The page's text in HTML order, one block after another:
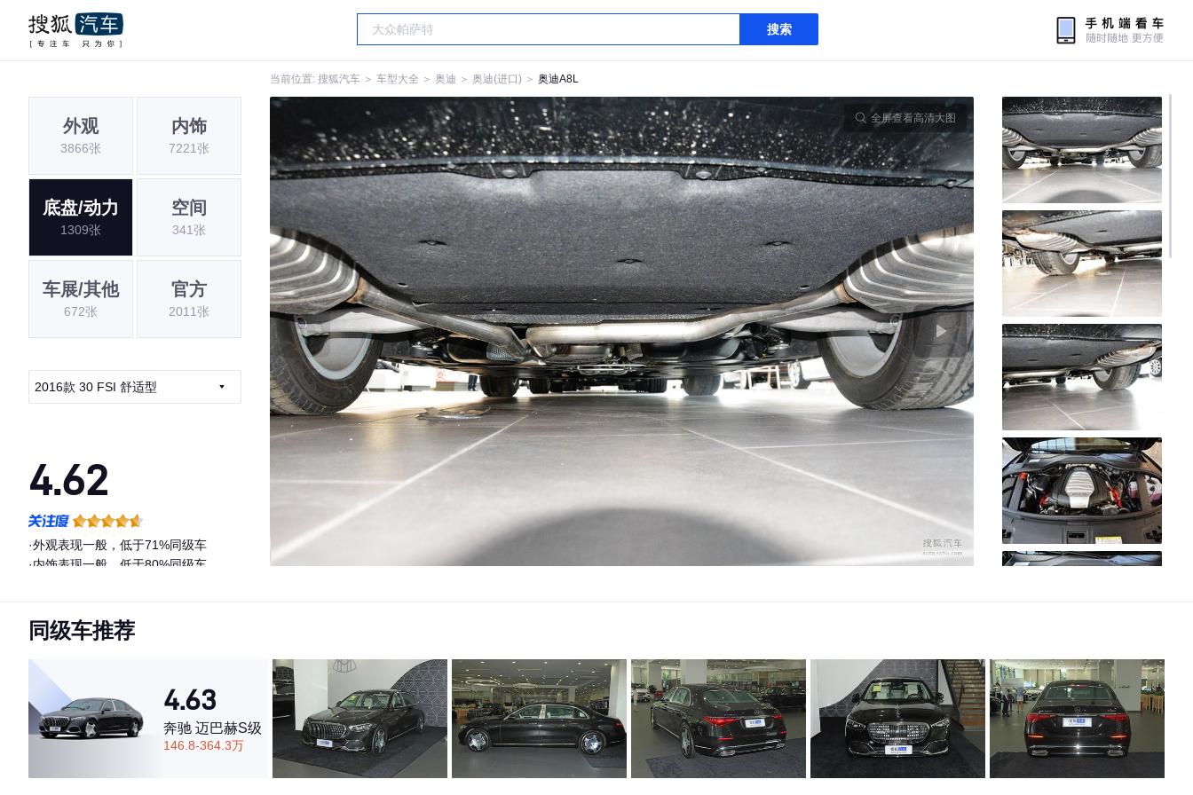
搜索
当前位置: 搜狐汽车 ＞ 车型大全 ＞ 奥迪 ＞ 奥迪(进口) ＞ 奥迪A8L
外观
3866张
内饰
7221张
底盘/动力
1309张
空间
341张
车展/其他
672张
官方
2011张
2016款 30 FSI 舒适型
4.62
·外观表现一般，低于71%同级车
·内饰表现一般，低于80%同级车
全屏查看高清大图
同级车推荐
4.63
奔驰 迈巴赫S级
146.8-364.3万